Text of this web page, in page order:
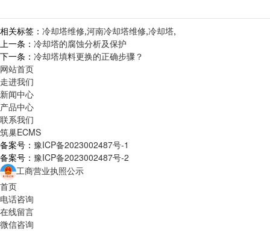
相关标签： 冷却塔维修,河南冷却塔维修,冷却塔,
上一条： 冷却塔的腐蚀分析及保护
下一条： 冷却塔填料更换的正确步骤？
网站首页
走进我们
新闻中心
产品中心
联系我们
筑巢ECMS
备案号： 豫ICP备2023002487号-1
备案号： 豫ICP备2023002487号-2
工商营业执照公示
首页
电话咨询
在线留言
微信咨询